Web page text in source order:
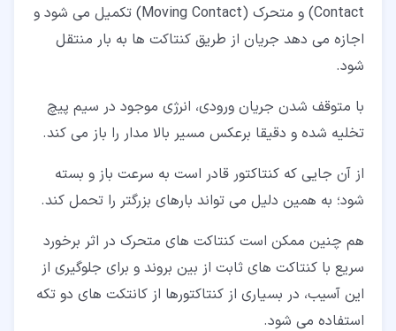
Contact) و متحرک (Moving Contact) تکمیل می شود و
اجازه می دهد جریان از طریق کنتاکت ها به بار منتقل
شود.
با متوقف شدن جریان ورودی، انرژی موجود در سیم پیچ
تخلیه شده و دقیقا برعکس مسیر بالا مدار را باز می کند.
از آن جایی که کنتاکتور قادر است به سرعت باز و بسته
شود؛ به همین دلیل می تواند بارهای بزرگتر را تحمل کند.
هم چنین ممکن است کنتاکت های متحرک در اثر برخورد
سریع با کنتاکت های ثابت از بین بروند و برای جلوگیری از
این آسیب، در بسیاری از کنتاکتورها از کانتکت های دو تکه
استفاده می شود.